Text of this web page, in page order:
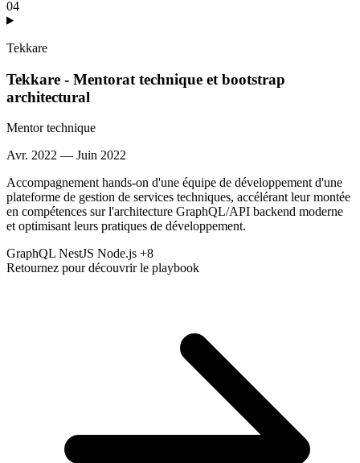
04
Tekkare
Tekkare - Mentorat technique et bootstrap
architectural
Mentor technique
Avr. 2022 — Juin 2022
Accompagnement hands-on d'une équipe de développement d'une
plateforme de gestion de services techniques, accélérant leur montée
en compétences sur l'architecture GraphQL/API backend moderne
et optimisant leurs pratiques de développement.
GraphQL NestJS Node.js +8
Retournez pour découvrir le playbook